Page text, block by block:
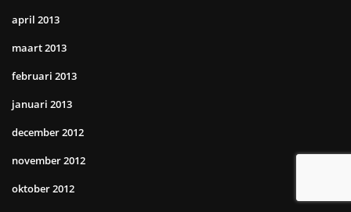
april 2013
maart 2013
februari 2013
januari 2013
december 2012
november 2012
oktober 2012